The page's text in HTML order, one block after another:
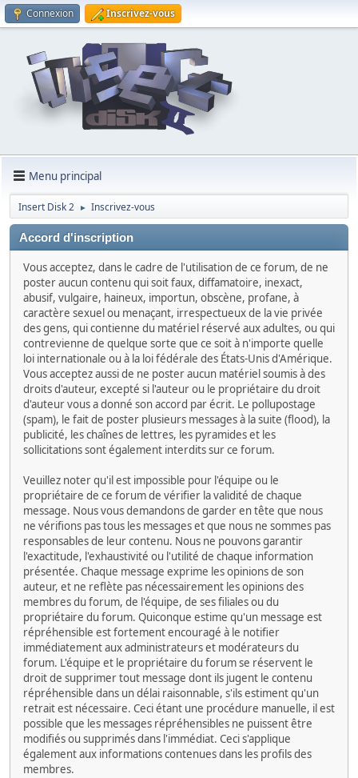
Connexion Inscrivez-vous
Menu principal
Insert Disk 2 ► Inscrivez-vous
Accord d'inscription
Vous acceptez, dans le cadre de l'utilisation de ce forum, de ne
poster aucun contenu qui soit faux, diffamatoire, inexact,
abusif, vulgaire, haineux, importun, obscène, profane, à
caractère sexuel ou menaçant, irrespectueux de la vie privée
des gens, qui contienne du matériel réservé aux adultes, ou qui
contrevienne de quelque sorte que ce soit à n'importe quelle
loi internationale ou à la loi fédérale des États-Unis d'Amérique.
Vous acceptez aussi de ne poster aucun matériel soumis à des
droits d'auteur, excepté si l'auteur ou le propriétaire du droit
d'auteur vous a donné son accord par écrit. Le pollupostage
(spam), le fait de poster plusieurs messages à la suite (flood), la
publicité, les chaînes de lettres, les pyramides et les
sollicitations sont également interdits sur ce forum.
Veuillez noter qu'il est impossible pour l'équipe ou le
propriétaire de ce forum de vérifier la validité de chaque
message. Nous vous demandons de garder en tête que nous
ne vérifions pas tous les messages et que nous ne sommes pas
responsables de leur contenu. Nous ne pouvons garantir
l'exactitude, l'exhaustivité ou l'utilité de chaque information
présentée. Chaque message exprime les opinions de son
auteur, et ne reflète pas nécessairement les opinions des
membres du forum, de l'équipe, de ses filiales ou du
propriétaire du forum. Quiconque estime qu'un message est
répréhensible est fortement encouragé à le notifier
immédiatement aux administrateurs et modérateurs du
forum. L'équipe et le propriétaire du forum se réservent le
droit de supprimer tout message dont ils jugent le contenu
répréhensible dans un délai raisonnable, s'ils estiment qu'un
retrait est nécessaire. Ceci étant une procédure manuelle, il est
possible que les messages répréhensibles ne puissent être
modifiés ou supprimés dans l'immédiat. Ceci s'applique
également aux informations contenues dans les profils des
membres.